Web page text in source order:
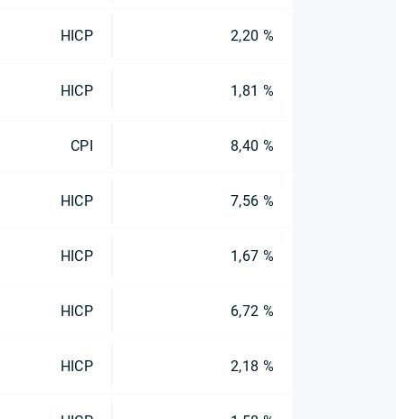
HICP 2,20 %
HICP 1,81 %
CPI 8,40 %
HICP 7,56 %
HICP 1,67 %
HICP 6,72 %
HICP 2,18 %